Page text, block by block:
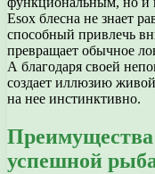
Esox блесна не знает
способный привлечь
превращает обычное
А благодаря своей
создает иллюзию
на нее инстинктивно.
Преимущества
успешной